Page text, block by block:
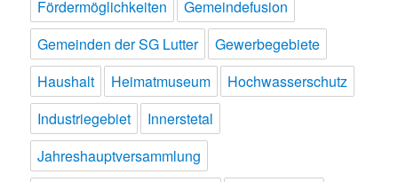
Fördermöglichkeiten
Gemeindefusion
Gemeinden der SG Lutter
Gewerbegebiete
Haushalt
Heimatmuseum
Hochwasserschutz
Industriegebiet
Innerstetal
Jahreshauptversammlung